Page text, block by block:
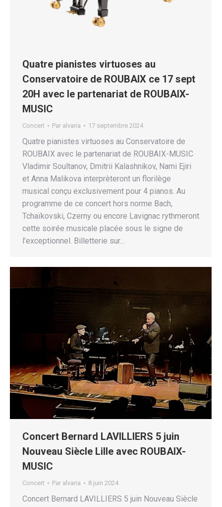
Quatre pianistes virtuoses au
Conservatoire de ROUBAIX ce 17 sept
20H avec le partenariat de ROUBAIX-
MUSIC
Concert Par alvaria 17 septembre 2024
Quatre pianistes virtuoses au Conservatoire de
ROUBAIX avec le partenariat de ROUBAIX-MUSIC
Vladimir Soultanov, Dmitrii Kalashnikov, Nami Ejiri
et Anna Malikova interprèteront un florilège
musical conçu exclusivement pour 4 pianos. Au
programme de ce concert hors norme Bach,
Tchaïkovski, Czerny ou encore Lavignac rythmeront
cette soirée musicale placée sous le signe de
l’exceptionnel. Billetterie sur…
Concert Bernard LAVILLIERS 5 juin
Nouveau Siècle Lille avec ROUBAIX-
MUSIC
Concert Par alvaria 8 juin 2024
Concert Bernard LAVILLIERS 5 juin Nouveau Siècle